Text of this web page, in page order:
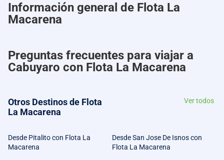
Información general de Flota La
Macarena
Preguntas frecuentes para viajar a
Cabuyaro con Flota La Macarena
Otros Destinos de Flota
La Macarena
Ver todos
Desde Pitalito con Flota La
Macarena
Desde San Jose De Isnos con
Flota La Macarena